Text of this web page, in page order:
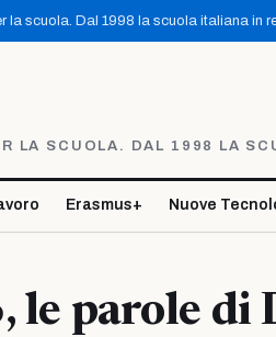
la scuola. Dal 1998 la scuola italiana in
LA SCUOLA. DAL 1998 LA
Erasmus+ Nuove
le parole di